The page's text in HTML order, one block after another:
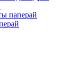
паперай